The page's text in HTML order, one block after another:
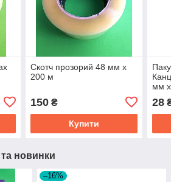
Скотч прозорий 48 мм х
200 м
150₴
Купити
мм
28
та новинки
–16%